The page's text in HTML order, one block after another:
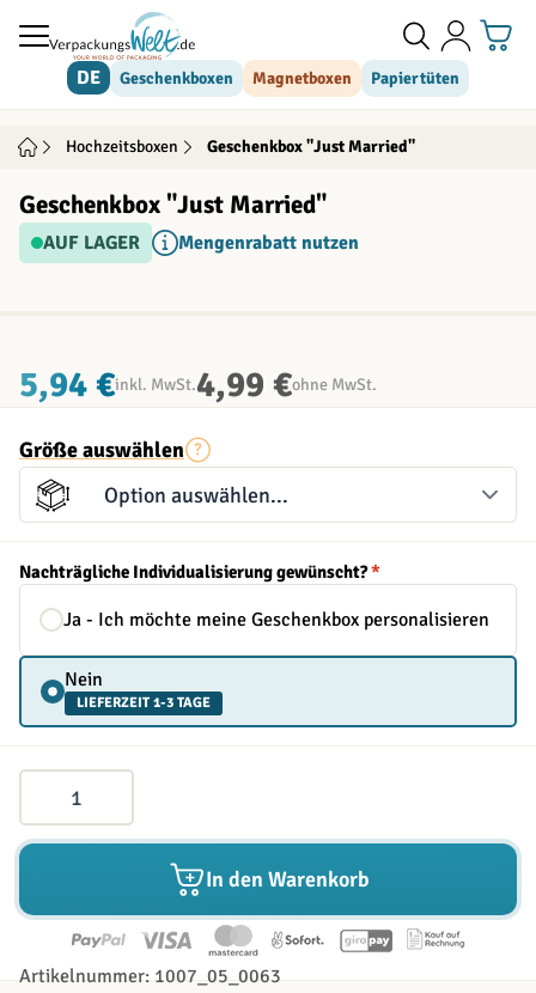
Direkt zum Inhalt
DE Geschenkboxen Magnetboxen Papiertüten
Hochzeitsboxen Geschenkbox "Just Married"
Geschenkbox "Just Married"
AUF LAGER Mengenrabatt nutzen
5,94 €inkl. MwSt.4,99 €ohne MwSt.
Größe auswählen
Nachträgliche Individualisierung gewünscht?*
Ja - Ich möchte meine Geschenkbox personalisieren
Nein
LIEFERZEIT 1-3 TAGE
In den Warenkorb
Artikelnummer: 1007_05_0063